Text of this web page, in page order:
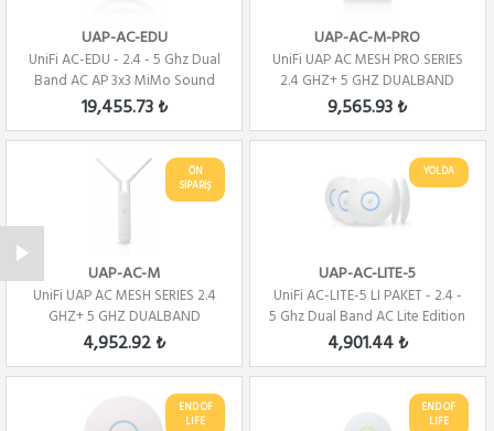
UAP-AC-EDU
UniFi AC-EDU - 2.4 - 5 Ghz Dual
Band AC AP 3x3 MiMo Sound
Station
19,455.73 ₺
UAP-AC-M-PRO
UniFi UAP AC MESH PRO SERIES
2.4 GHZ+ 5 GHZ DUALBAND
9,565.93 ₺
ÖN
SİPARİŞ
UAP-AC-M
UniFi UAP AC MESH SERIES 2.4
GHZ+ 5 GHZ DUALBAND
4,952.92 ₺
YOLDA
UAP-AC-LITE-5
UniFi AC-LITE-5 LI PAKET - 2.4 -
5 Ghz Dual Band AC Lite Edition
...
4,901.44 ₺
END OF
LIFE
END OF
LIFE